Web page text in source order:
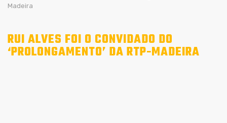
Madeira
RUI ALVES FOI O CONVIDADO DO
‘PROLONGAMENTO’ DA RTP-MADEIRA